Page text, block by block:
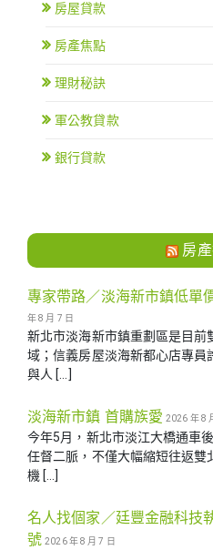
房屋貸款
房產焦點
理財秘訣
軍公教貸款
銀行貸款
房
專家帶路／淡海新市鎮低單
年 8 月 7 日
新北市淡海新市鎮重劃區是目前
域；信義房屋淡海新都心店專
與人 […]
淡海新市鎮 首購族愛 2026 年 8
今年5月，新北市淡江大橋通車
任督二脈，不僅大幅縮短往返雙
機 […]
名人找個家／廷豐金融科技
號 2026 年 8 月 7 日